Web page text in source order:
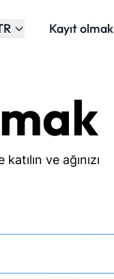
Kayıt olmak
ve ağınızı